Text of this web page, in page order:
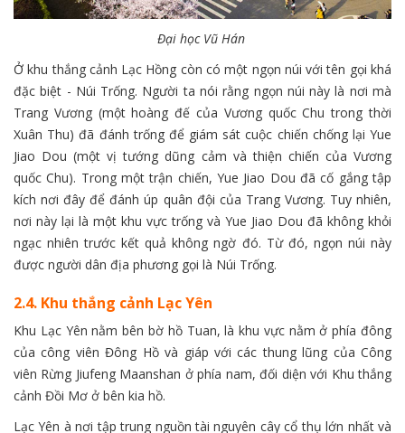
Đại học Vũ Hán
Ở khu thắng cảnh Lạc Hồng còn có một ngọn núi với tên gọi khá
đặc biệt - Núi Trống. Người ta nói rằng ngọn núi này là nơi mà
Trang Vương (một hoàng đế của Vương quốc Chu trong thời
Xuân Thu) đã đánh trống để giám sát cuộc chiến chống lại Yue
Jiao Dou (một vị tướng dũng cảm và thiện chiến của Vương
quốc Chu). Trong một trận chiến, Yue Jiao Dou đã cố gắng tập
kích nơi đây để đánh úp quân đội của Trang Vương. Tuy nhiên,
nơi này lại là một khu vực trống và Yue Jiao Dou đã không khỏi
ngạc nhiên trước kết quả không ngờ đó. Từ đó, ngọn núi này
được người dân địa phương gọi là Núi Trống.
2.4. Khu thắng cảnh Lạc Yên
Khu Lạc Yên nằm bên bờ hồ Tuan, là khu vực nằm ở phía đông
của công viên Đông Hồ và giáp với các thung lũng của Công
viên Rừng Jiufeng Maanshan ở phía nam, đối diện với Khu thắng
cảnh Đồi Mơ ở bên kia hồ.
Lạc Yên à nơi tập trung nguồn tài nguyên cây cổ thụ lớn nhất và